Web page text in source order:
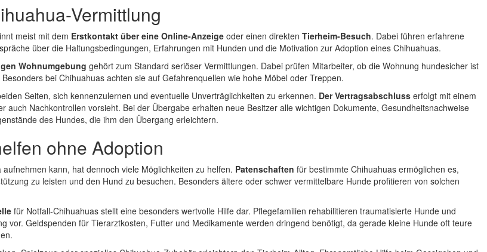
Vermittlung
meist mit dem Erstkontakt über eine Online-Anzeigeoder einen direkten Tierheim-Besuch. Dabei führen erfahrene
über die Haltungsbedingungen, Erfahrungen mit Hunden und die Motivation zur Adoption eines Chihuahuas.
Wohnumgebung gehört zum Standard seriöser Vermittlungen. Dabei prüfen Mitarbeiter, ob die Wohnung hundesicher ist
bei Chihuahuas achten sie auf Gefahrenquellen wie hohe Möbel oder Treppen.
Seiten, sich kennenzulernen und eventuelle Unverträglichkeiten zu erkennen. Der Vertragsabschlusserfolgt mit einem
auch Nachkontrollen vorsieht. Bei der Übergabe erhalten neue Besitzer alle wichtigen Dokumente, Gesundheitsnachweise
des Hundes, die ihm den Übergang erleichtern.
ohne Adoption
kann, hat dennoch viele Möglichkeiten zu helfen. Patenschaften für bestimmte Chihuahuas ermöglichen es,
zu leisten und den Hund zu besuchen. Besonders ältere oder schwer vermittelbare Hunde profitieren von solchen
für Notfall-Chihuahuas stellt eine besonders wertvolle Hilfe dar. Pflegefamilien rehabilitieren traumatisierte Hunde und
vor. Geldspenden für Tierarztkosten, Futter und Medikamente werden dringend benötigt, da gerade kleine Hunde oft teure